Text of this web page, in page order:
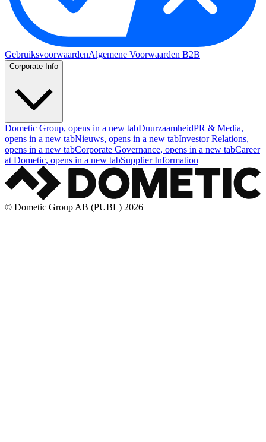
GebruiksvoorwaardenAlgemene Voorwaarden B2B
Corporate Info
Dometic Group, opens in a new tabDuurzaamheidPR & Media,
opens in a new tabNieuws, opens in a new tabInvestor Relations,
opens in a new tabCorporate Governance, opens in a new tabCareer
at Dometic, opens in a new tabSupplier Information
© Dometic Group AB (PUBL) 2026